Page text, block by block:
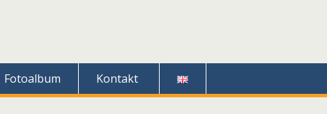
Fotoalbum Kontakt